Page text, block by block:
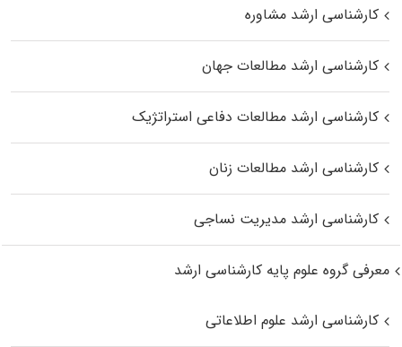
کارشناسی ارشد مشاوره
کارشناسی ارشد مطالعات جهان
کارشناسی ارشد مطالعات دفاعی استراتژیک
کارشناسی ارشد مطالعات زنان
کارشناسی ارشد مدیریت نساجی
معرفی گروه علوم پایه کارشناسی ارشد
کارشناسی ارشد علوم اطلاعاتی